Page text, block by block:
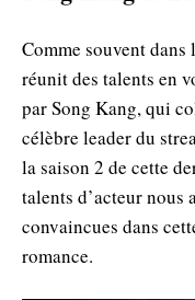
Comme souvent
réunit des talents en
par Song Kang, qui
célèbre leader du
la saison 2 de cette
talents d’acteur nous
convaincues dans
romance.